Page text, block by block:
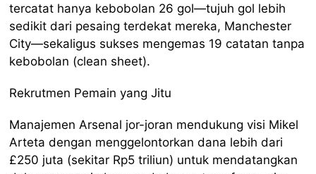
tercatat hanya kebobolan 26 gol—tujuh gol lebih
sedikit dari pesaing terdekat mereka, Manchester
City—sekaligus sukses mengemas 19 catatan tanpa
kebobolan (clean sheet).
Rekrutmen Pemain yang Jitu
Manajemen Arsenal jor-joran mendukung visi Mikel
Arteta dengan menggelontorkan dana lebih dari
£250 juta (sekitar Rp5 triliun) untuk mendatangkan